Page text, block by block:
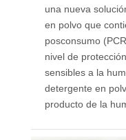
una nueva
en polvo que
posconsumo
nivel de
sensibles a la
detergente en
producto de la